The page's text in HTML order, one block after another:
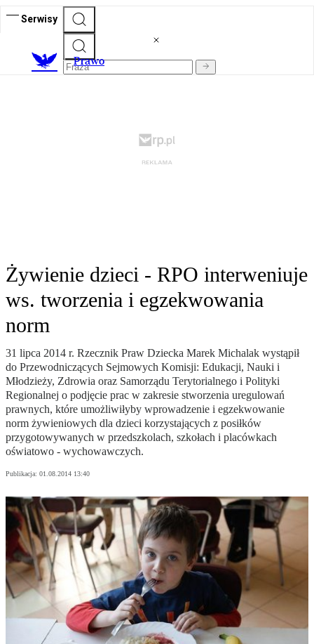
Serwisy
Prawo
Żywienie dzieci - RPO interweniuje
ws. tworzenia i egzekwowania
norm
31 lipca 2014 r. Rzecznik Praw Dziecka Marek Michalak wystąpił
do Przewodniczących Sejmowych Komisji: Edukacji, Nauki i
Młodzieży, Zdrowia oraz Samorządu Terytorialnego i Polityki
Regionalnej o podjęcie prac w zakresie stworzenia uregulowań
prawnych, które umożliwiłyby wprowadzenie i egzekwowanie
norm żywieniowych dla dzieci korzystających z posiłków
przygotowywanych w przedszkolach, szkołach i placówkach
oświatowo - wychowawczych.
Publikacja: 01.08.2014 13:40